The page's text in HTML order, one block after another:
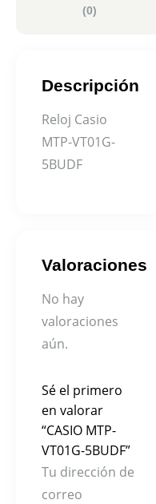
(0)
Descripción
Reloj Casio
MTP-VT01G-
5BUDF
Valoraciones
No hay
valoraciones
aún.
Sé el primero
en valorar
“CASIO MTP-
VT01G-5BUDF”
Tu dirección de
correo